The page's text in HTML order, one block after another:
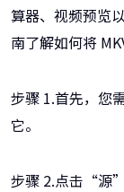
算器、视频预览
南了解如何将
步骤 1.首先，您
它。
步骤 2.点击“源